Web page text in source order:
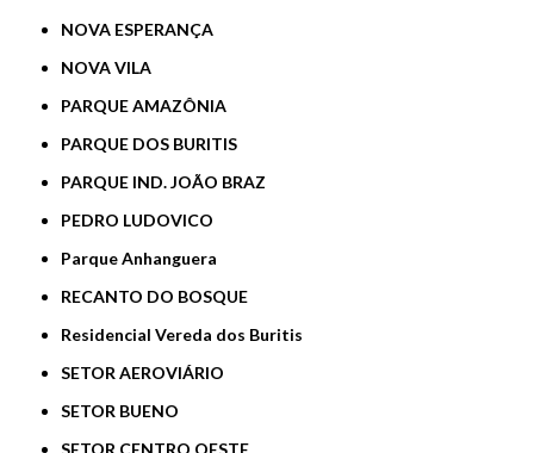
NOVA ESPERANÇA
NOVA VILA
PARQUE AMAZÔNIA
PARQUE DOS BURITIS
PARQUE IND. JOÃO BRAZ
PEDRO LUDOVICO
Parque Anhanguera
RECANTO DO BOSQUE
Residencial Vereda dos Buritis
SETOR AEROVIÁRIO
SETOR BUENO
SETOR CENTRO OESTE